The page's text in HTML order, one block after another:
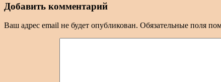
Добавить комментарий
Ваш адрес email не будет опубликован. Обязательные поля